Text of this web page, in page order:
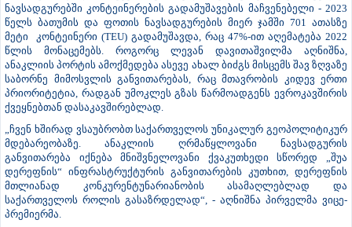
ეკონომიკური ზრდისთვის თვალსაზრისით. პირველ ფაზაში
პროექტის გამტარუნარიანობა 600 000 კონტეინერი იქნება, პორტი
დაახლოებით 8 მლნ ტონა ტვირთის გატარებას შეძლებს.
ამასთან, ლევან დავითაშვილის ინფორმაციით, ბოლო წლებში
საქართველოს დადებითი დინამიკა აქვს საერთაშორისო
გადაზიდვებში - 2019 წელთან შედარებით, ტვირთნაკადი 37%-ით
არის გაზრდილი. ასევე, ისტორიულ მაქსიმუმზეა საქართველოს
ნავსადგურებში კონტეინერების გადამუშავების მაჩვენებელი - 2023
წელს ბათუმის და ფოთის ნავსადგურების მიერ ჯამში 701 ათასზე
მეტი კონტეინერი (TEU) გადამუშავდა, რაც 47%-ით აღემატება 2022
წლის მონაცემებს. როგორც ლევან დავითაშვილმა აღნიშნა,
ანაკლიის პორტის ამოქმედება ასევე ახალ ბიძგს მისცემს შავ ზღვაზე
საბორნე მიმოსვლის განვითარებას, რაც მთავრობის კიდევ ერთი
პრიორიტეტია, რადგან უმოკლეს გზას წარმოადგენს ევროკავშირის
ქვეყნებთან დასაკავშირებლად.